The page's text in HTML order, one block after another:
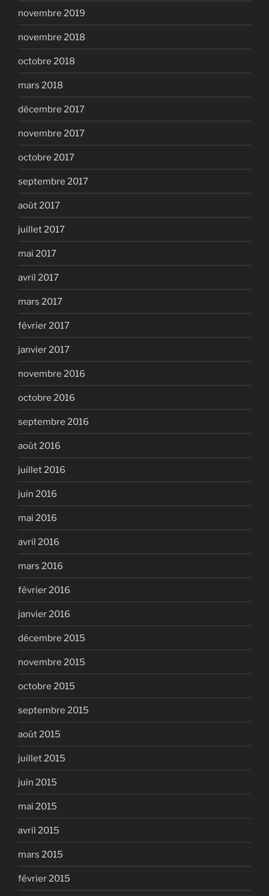
novembre 2019
novembre 2018
octobre 2018
mars 2018
décembre 2017
novembre 2017
octobre 2017
septembre 2017
août 2017
juillet 2017
mai 2017
avril 2017
mars 2017
février 2017
janvier 2017
novembre 2016
octobre 2016
septembre 2016
août 2016
juillet 2016
juin 2016
mai 2016
avril 2016
mars 2016
février 2016
janvier 2016
décembre 2015
novembre 2015
octobre 2015
septembre 2015
août 2015
juillet 2015
juin 2015
mai 2015
avril 2015
mars 2015
février 2015